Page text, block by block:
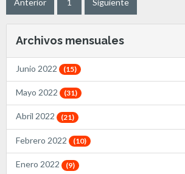
Archivos mensuales
Junio 2022 (15)
Mayo 2022 (31)
Abril 2022 (21)
Febrero 2022 (10)
Enero 2022 (9)